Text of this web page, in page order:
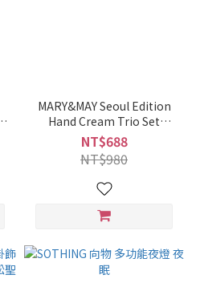
MARY&MAY Seoul Edition
Hand Cream Trio Set
(50mlx3ea)
NT$688
NT$980